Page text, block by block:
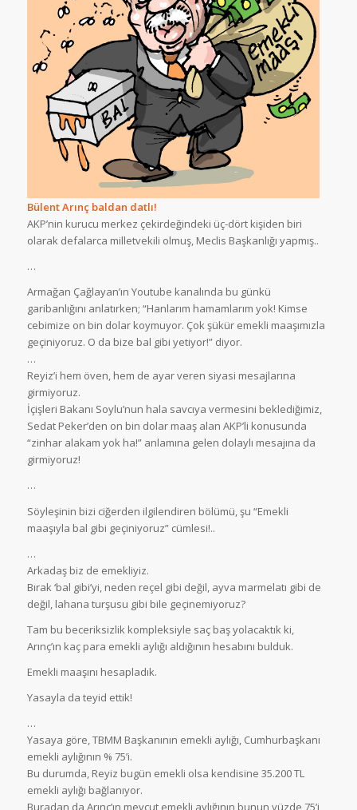
Bülent Arınç baldan datlı!
AKP’nin kurucu merkez çekirdeğindeki üç-dört kişiden biri
olarak defalarca milletvekili olmuş, Meclis Başkanlığı yapmış..
…
Armağan Çağlayan’ın Youtube kanalında bu günkü
garibanlığını anlatırken; “Hanlarım hamamlarım yok! Kimse
cebimize on bin dolar koymuyor. Çok şükür emekli maaşımızla
geçiniyoruz. O da bize bal gibi yetiyor!” diyor.
…
Reyiz’i hem öven, hem de ayar veren siyasi mesajlarına
girmiyoruz.
İçişleri Bakanı Soylu’nun hala savcıya vermesini beklediğimiz,
Sedat Peker’den on bin dolar maaş alan AKP’li konusunda
“zinhar alakam yok ha!” anlamına gelen dolaylı mesajına da
girmiyoruz!
…
Söyleşinin bizi ciğerden ilgilendiren bölümü, şu “Emekli
maaşıyla bal gibi geçiniyoruz” cümlesi!..
…
Arkadaş biz de emekliyiz.
Bırak ‘bal gibi’yi, neden reçel gibi değil, ayva marmelatı gibi de
değil, lahana turşusu gibi bile geçinemiyoruz?
Tam bu beceriksizlik kompleksiyle saç baş yolacaktık ki,
Arınç’ın kaç para emekli aylığı aldığının hesabını bulduk.
Emekli maaşını hesapladık.
Yasayla da teyid ettik!
…
Yasaya göre,TBMM Başkanının emekli aylığı, Cumhurbaşkanı
emekli aylığının % 75’i.
Bu durumda, Reyiz bugün emekli olsa kendisine 35.200 TL
emekli aylığı bağlanıyor.
Buradan da Arınç’ın mevcut emekli aylığının bunun yüzde 75’i